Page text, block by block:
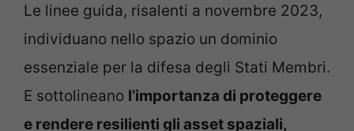
Le linee guida, risalenti a novembre 2023,
individuano nello spazio un dominio
essenziale per la difesa degli Stati Membri.
E sottolineano l’importanza di proteggere
e rendere resilienti gli asset spaziali,